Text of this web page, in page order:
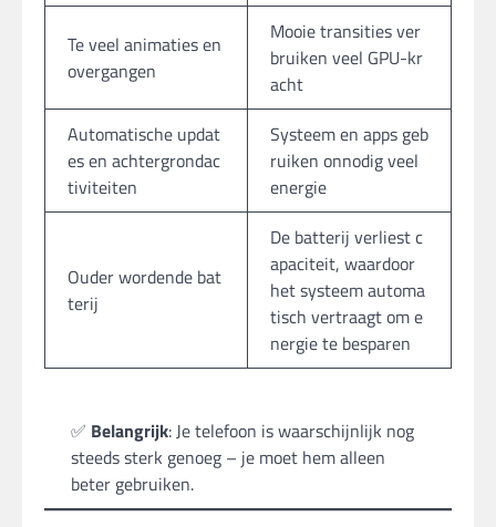
Te veel animaties en
overgangen
Mooie transities ver
bruiken veel GPU-kr
acht
Automatische updat
es en achtergrondac
tiviteiten
Systeem en apps geb
ruiken onnodig veel
energie
Ouder wordende bat
terij
De batterij verliest c
apaciteit, waardoor
het systeem automa
tisch vertraagt om e
nergie te besparen
✅ Belangrijk: Je telefoon is waarschijnlijk nog
steeds sterk genoeg – je moet hem alleen
beter gebruiken.